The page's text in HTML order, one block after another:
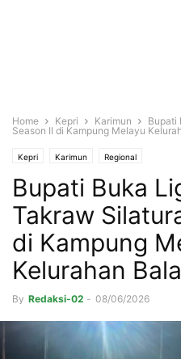
Home Kepri Karimun
Bupati
Season II di Kampung Melayu
Kepri Karimun Regional
Bupati Buka
Takraw
di Kampung
Kelurahan
By Redaksi-02 - 08/06/2026